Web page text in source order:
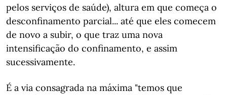
pelos serviços de saúde), altura em que começa o
desconfinamento parcial... até que eles comecem
de novo a subir, o que traz uma nova
intensificação do confinamento, e assim
sucessivamente.
É a via consagrada na máxima "temos que